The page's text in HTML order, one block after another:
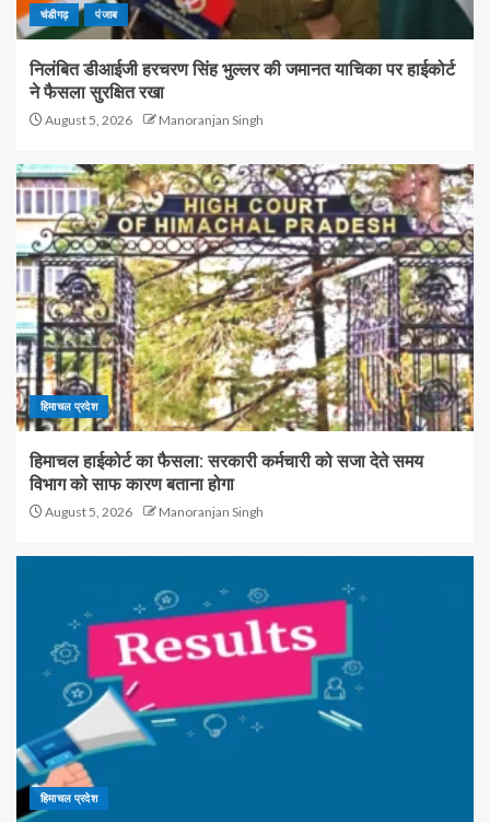
चंडीगढ़ पंजाब
निलंबित डीआईजी हरचरण सिंह भुल्लर की जमानत याचिका पर हाईकोर्ट
ने फैसला सुरक्षित रखा
August 5, 2026 Manoranjan Singh
हिमाचल प्रदेश
हिमाचल हाईकोर्ट का फैसला: सरकारी कर्मचारी को सजा देते समय
विभाग को साफ कारण बताना होगा
August 5, 2026 Manoranjan Singh
हिमाचल प्रदेश